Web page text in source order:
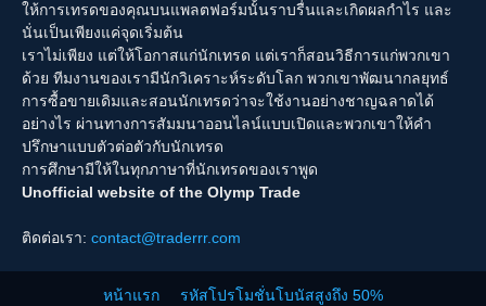
ให้การเทรดของคุณบนแพลตฟอร์มนั้นราบรื่นและเกิดผลกำไร และ
นั่นเป็นเพียงแค่จุดเริ่มต้น
เราไม่เพียง แต่ให้โอกาสแก่นักเทรด แต่เราก็สอนวิธีการแก่พวกเขา
ด้วย ทีมงานของเรามีนักวิเคราะห์ระดับโลก พวกเขาพัฒนากลยุทธ์
การซื้อขายเดิมและสอนนักเทรดว่าจะใช้งานอย่างชาญฉลาดได้
อย่างไร ผ่านทางการสัมมนาออนไลน์แบบเปิดและพวกเขาให้คำ
ปรึกษาแบบตัวต่อตัวกับนักเทรด
การศึกษามีให้ในทุกภาษาที่นักเทรดของเราพูด
Unofficial website of the Olymp Trade
ติดต่อเรา: contact@traderrr.com
หน้าแรก
รหัสโปรโมชั่นโบนัสสูงถึง 50%